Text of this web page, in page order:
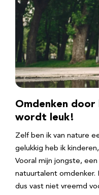
Omdenken
wordt leuk!
Zelf ben ik van nature
gelukkig heb ik
Vooral mijn jongste,
natuurtalent
dus vast niet vreemd